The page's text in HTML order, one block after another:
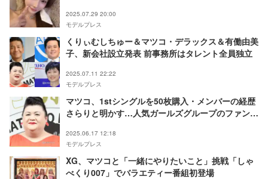
2025.07.29 20:00
モデルプレス
くりぃむしちゅー＆マツコ・デラックス＆有働由美
子、新会社設立発表 前事務所はタレント全員独立
2025.07.11 22:22
モデルプレス
マツコ、1stシングルを50枚購入・メンバーの経歴
さらりと明かす…人気ガールズグループのファン公
2025.06.17 12:18
モデルプレス
XG、マツコと「一緒にやりたいこと」挑戦「しゃ
べくり007」でバラエティー番組初登場